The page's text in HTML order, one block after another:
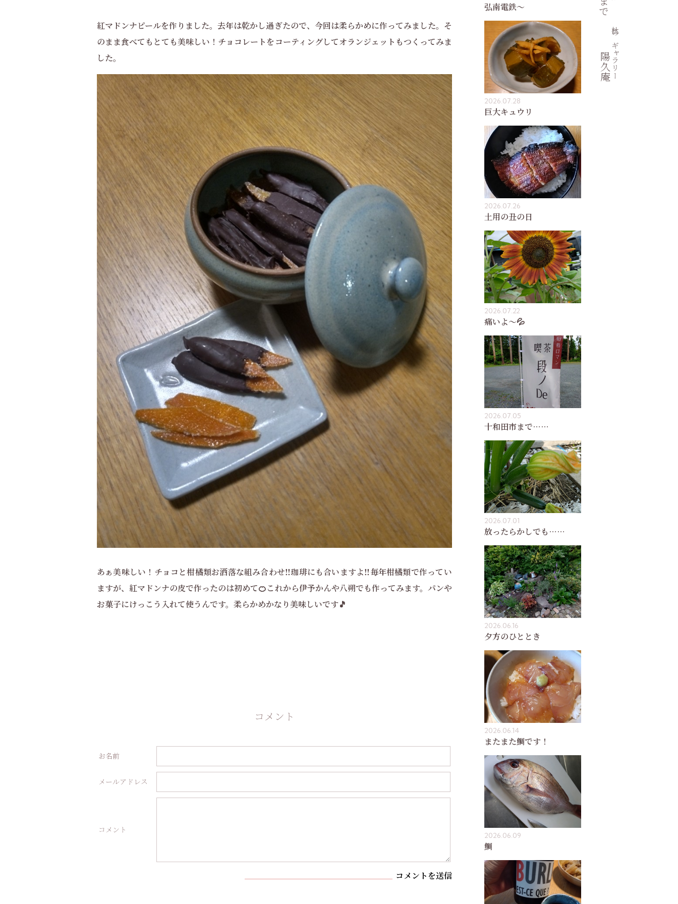
杜のギャラリー
陽久庵
紅マドンナピールを作りました。去年は乾かし過ぎたので、今回は柔らかめに作ってみました。そ
のまま食べてもとても美味しい！チョコレートをコーティングしてオランジェットもつくってみま
した。
あぁ美味しい！チョコと柑橘類お洒落な組み合わせ‼️珈琲にも合いますよ‼️毎年柑橘類で作ってい
ますが、紅マドンナの皮で作ったのは初めて🍊これから伊予かんや八朔でも作ってみます。パンや
お菓子にけっこう入れて使うんです。柔らかめかなり美味しいです🎵
コメント
お名前
メールアドレス
コメント
コメントを送信
弘南電鉄〜
2026.07.28
巨大キュウリ
2026.07.26
土用の丑の日
2026.07.22
痛いよ〜💦
2026.07.05
十和田市まで……
2026.07.01
放ったらかしでも……
2026.06.16
夕方のひととき
2026.06.14
またまた鯛です！
2026.06.09
鯛